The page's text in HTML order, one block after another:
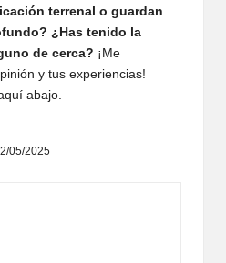
terrenal o guardan
¿Has tenido la
de cerca? ¡Me
y tus experiencias!
abajo.
05/2025